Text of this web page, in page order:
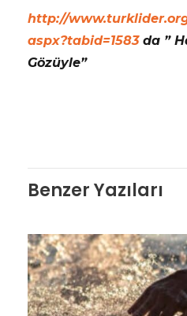
http://
aspx?tabid=1583da ”
Gözüyle”
Benzer Yazıları